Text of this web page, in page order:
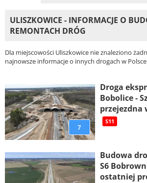
ULISZKOWICE - INFORMACJE O
REMONTACH DRÓG
Dla miejscowości Uliszkowice nie znaleziono
najnowsze informacje o innych drogach w
7
Droga
Bobolice -
przejezdna
S11
Budowa
S6
ostatniej